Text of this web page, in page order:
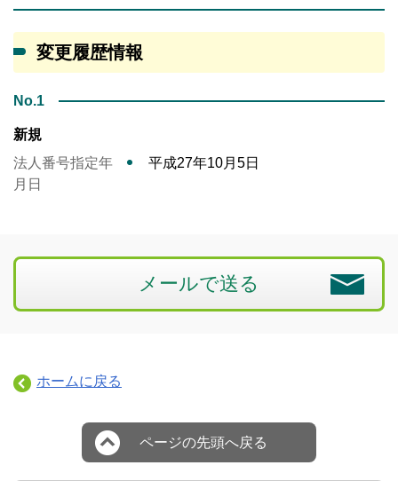
変更履歴情報
No.1
新規
法人番号指定年
月日
平成27年10月5日
メールで送る
ホームに戻る
ページの先頭へ戻る